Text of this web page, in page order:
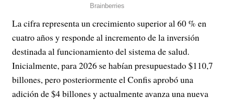
La cifra representa un crecimiento superior al 60 % en
cuatro años y responde al incremento de la inversión
destinada al funcionamiento del sistema de salud.
Inicialmente, para 2026 se habían presupuestado $110,7
billones, pero posteriormente el Confis aprobó una
adición de $4 billones y actualmente avanza una nueva